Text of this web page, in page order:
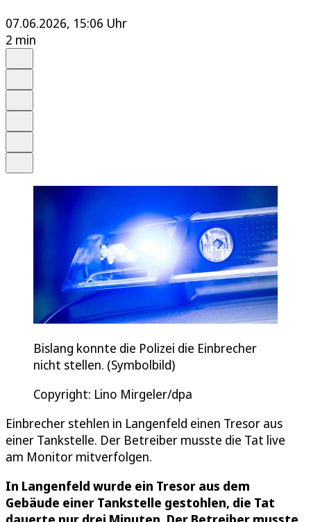
07.06.2026, 15:06 Uhr
2 min
Bislang konnte die Polizei die Einbrecher
nicht stellen. (Symbolbild)
Copyright: Lino Mirgeler/dpa
Einbrecher stehlen in Langenfeld einen Tresor aus
einer Tankstelle. Der Betreiber musste die Tat live
am Monitor mitverfolgen.
In Langenfeld wurde ein Tresor aus dem
Gebäude einer Tankstelle gestohlen, die Tat